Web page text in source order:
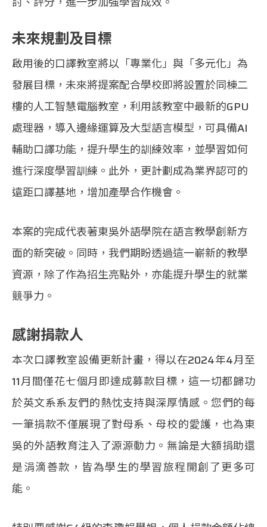
未來規劃及目標
啟用後的口譯教室將以「專業化」與「多元化」為
發展目標，未來將提案配合學校即將設置於同棟二
樓的人工智慧電腦教室，利用該教室中最新的GPU
處理器，導入邊緣運算及大型語言模型，可具備AI
輔助口譯功能，提升學生的訓練效率，並學習如何
進行深度學習訓練。此外，更計劃成為業界認可的
遠距口譯基地，增加產學合作機會。
本案的完成代表著東吳外語學院在語言教學創新方
面的新突破。同時，我們期盼透過這一嶄新的教學
資源，除了作為招生亮點外，亦能提升學生的就業
競爭力。
感謝捐款人
本次口譯教室設備更新計畫，得以在2024年4月至
11月間僅花七個月即達成募款目標，這一切都歸功
於英文系系友們的熱忱支持與深厚情感。您們的每
一筆捐款不僅展現了對母系、母校的愛護，也為東
吳的外語教育注入了源源動力。無論是大額捐助還
是涓滴善款，皆為學生的學習旅程開創了更多可
能。